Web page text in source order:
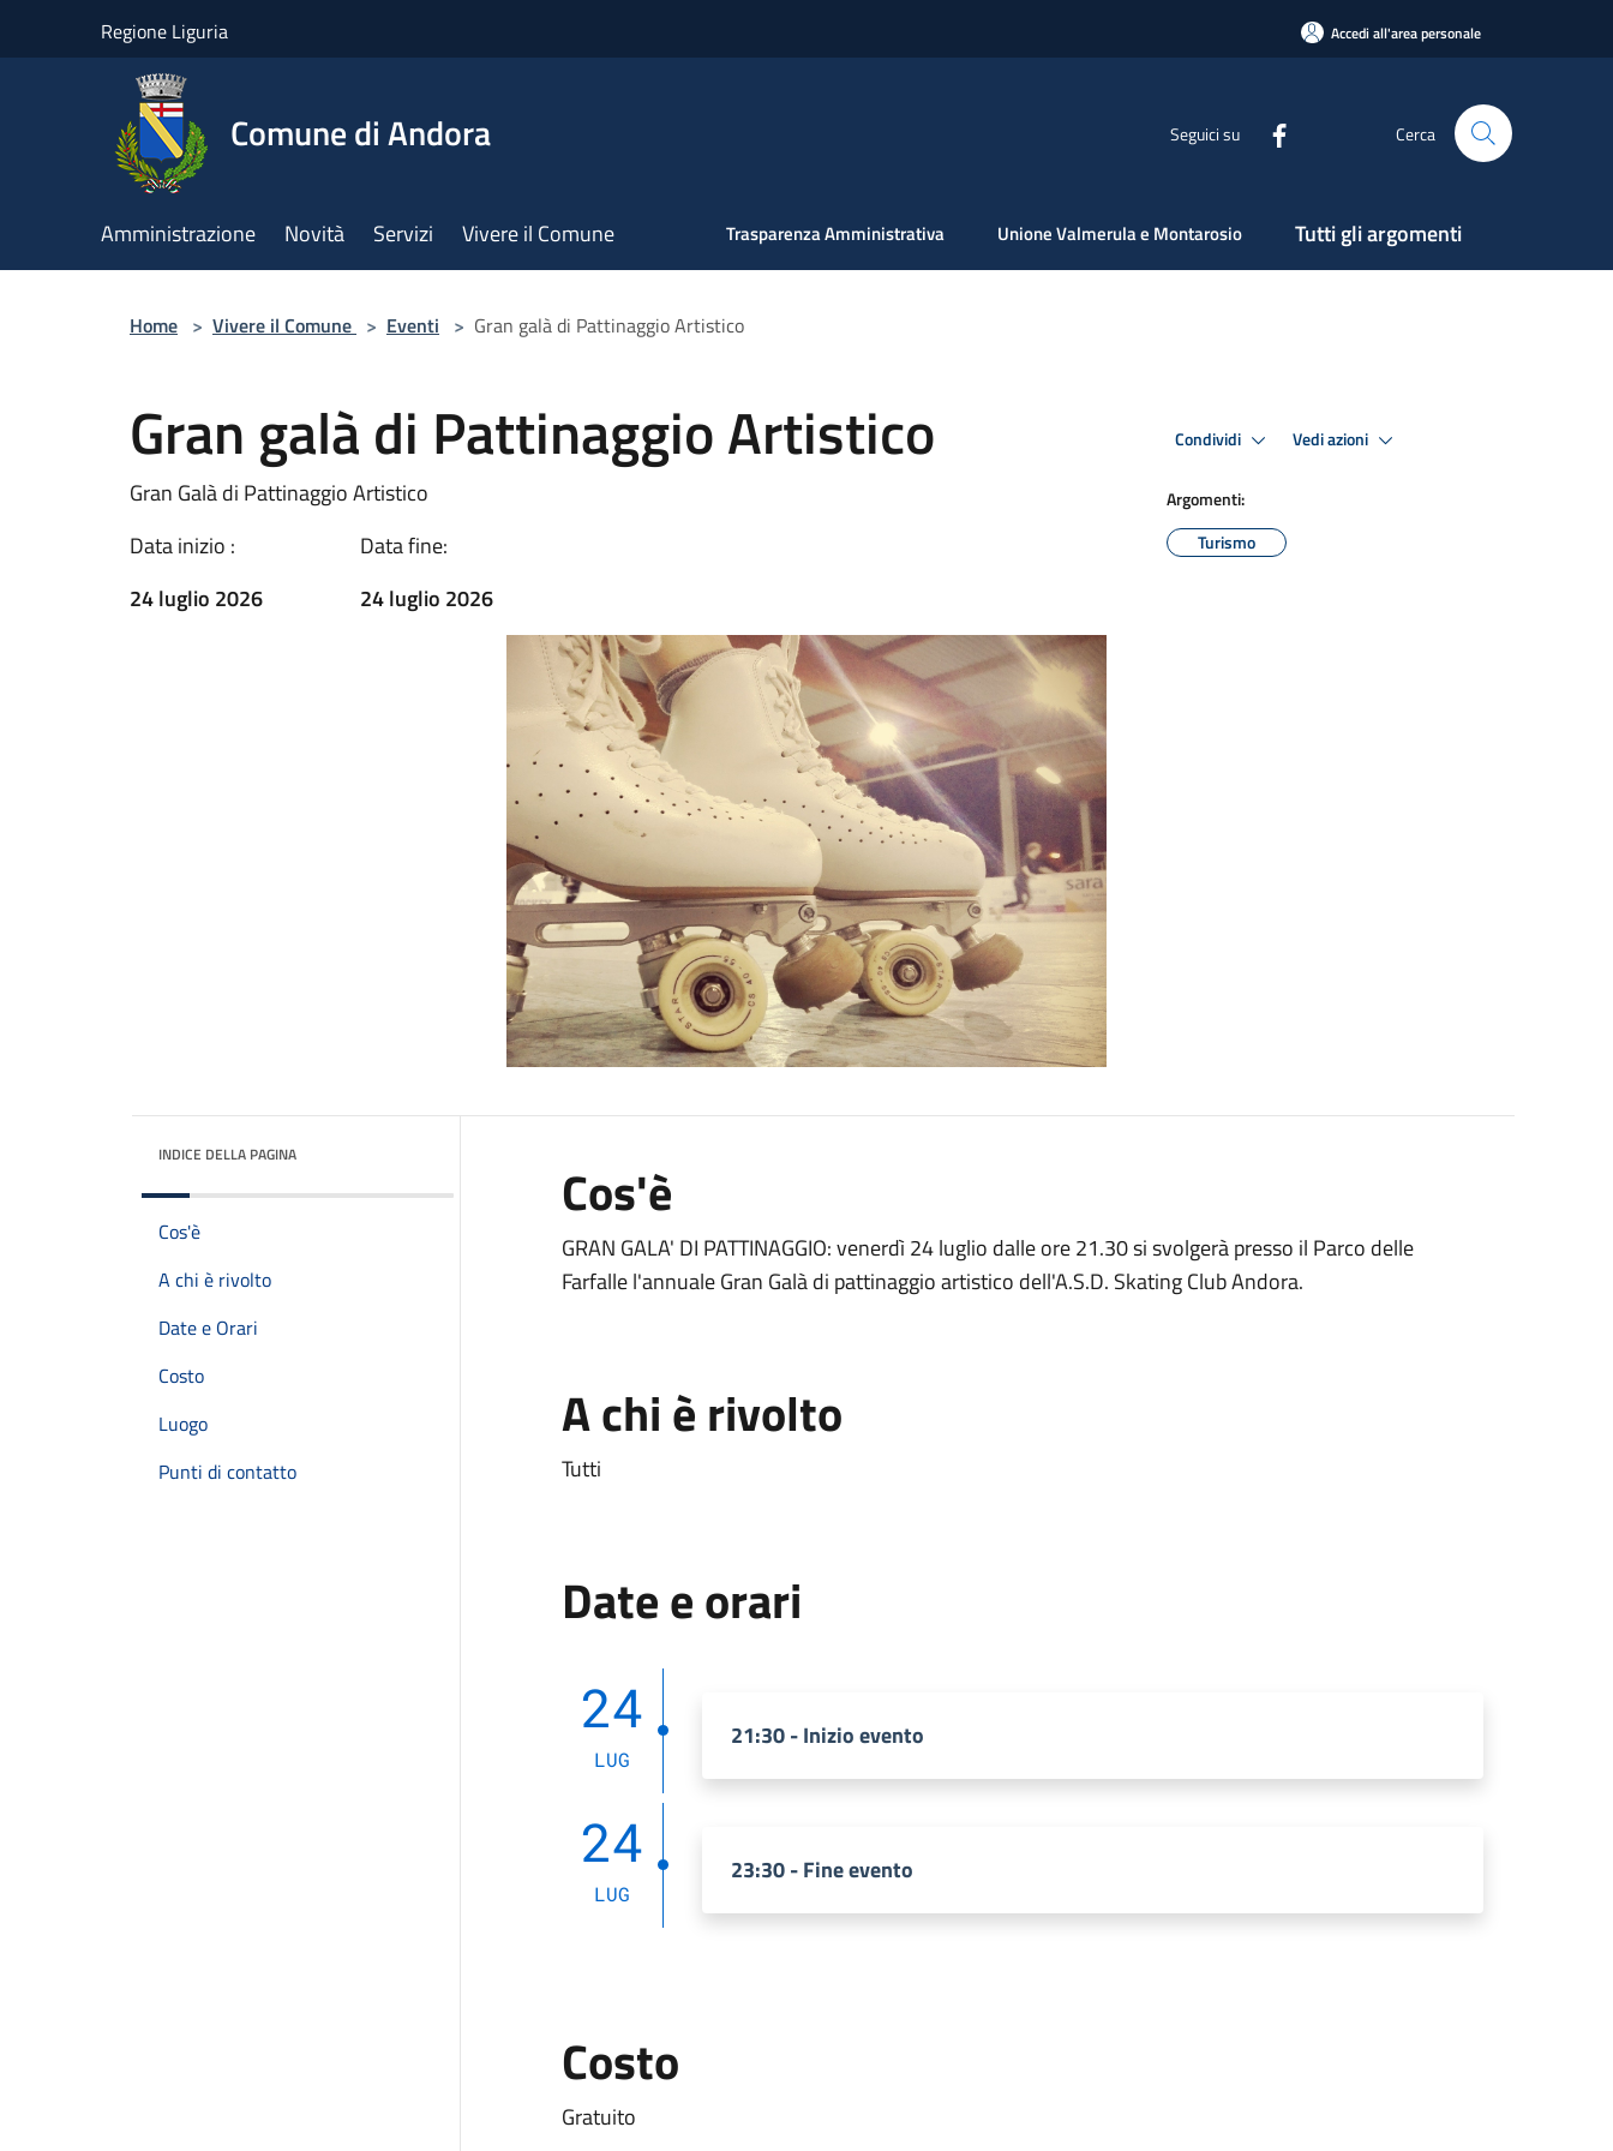
Regione Liguria Accedi all'area personale
Comune di Andora Seguici su Cerca
Amministrazione Novità Servizi Vivere il Comune Trasparenza Amministrativa Unione Valmerula e Montarosio Tutti gli argomenti
Home > Vivere il Comune > Eventi > Gran galà di Pattinaggio Artistico
Gran galà di Pattinaggio Artistico
Gran Galà di Pattinaggio Artistico
Data inizio :
24 luglio 2026
Data fine:
24 luglio 2026
Condividi Vedi azioni
Argomenti:
Turismo
INDICE DELLA PAGINA
Cos'è
A chi è rivolto
Date e Orari
Costo
Luogo
Punti di contatto
Cos'è
GRAN GALA' DI PATTINAGGIO: venerdì 24 luglio dalle ore 21.30 si svolgerà presso il Parco delle
Farfalle l'annuale Gran Galà di pattinaggio artistico dell'A.S.D. Skating Club Andora.
A chi è rivolto
Tutti
Date e orari
24
LUG
21:30 - Inizio evento
24
LUG
23:30 - Fine evento
Costo
Gratuito